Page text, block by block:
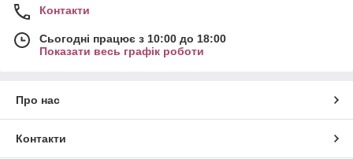
Контакти
Сьогодні працює з 10:00 до 18:00
Показати весь графік роботи
Про нас
Контакти